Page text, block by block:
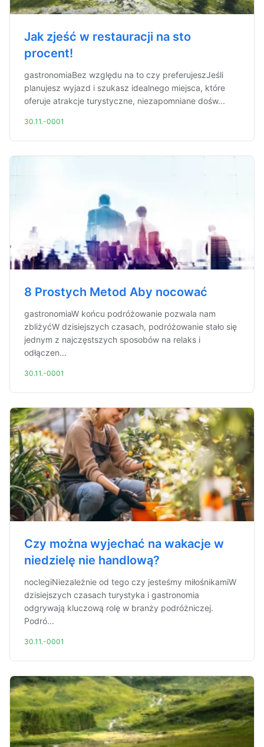
Jak zjeść w restauracji na sto
procent!
gastronomiaBez względu na to czy preferujeszJeśli
planujesz wyjazd i szukasz idealnego miejsca, które
oferuje atrakcje turystyczne, niezapomniane dośw...
30.11.-0001
8 Prostych Metod Aby nocować
gastronomiaW końcu podróżowanie pozwala nam
zbliżyćW dzisiejszych czasach, podróżowanie stało się
jednym z najczęstszych sposobów na relaks i
odłączen...
30.11.-0001
Czy można wyjechać na wakacje w
niedzielę nie handlową?
noclegiNiezależnie od tego czy jesteśmy miłośnikamiW
dzisiejszych czasach turystyka i gastronomia
odgrywają kluczową rolę w branży podróżniczej.
Podró...
30.11.-0001